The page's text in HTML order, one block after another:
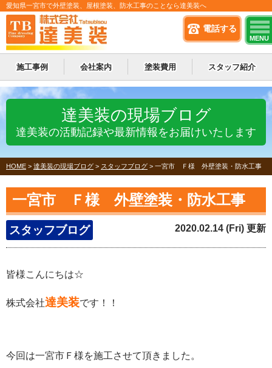
電話する
MENU
愛知県一宮市で外壁塗装、屋根塗装、防水工事のことなら達美装へ
施工事例 会社案内 塗装費用 スタッフ紹介
達美装の現場ブログ
達美装の活動記録や最新情報をお届けいたします
HOME > 達美装の現場ブログ > スタッフブログ > 一宮市 Ｆ様 外壁塗装・防水工事
一宮市 Ｆ様 外壁塗装・防水工事
スタッフブログ 2020.02.14 (Fri) 更新
皆様こんにちは☆
株式会社達美装です！！
今回は一宮市Ｆ様を施工させて頂きました。